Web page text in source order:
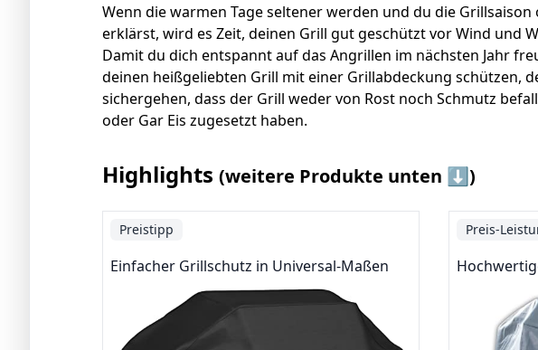
Wenn die warmen Tage seltener werden und du die
erklärst, wird es Zeit, deinen Grill gut geschützt vor Wind und
Damit du dich entspannt auf das Angrillen im nächsten Jahr
deinen heißgeliebten Grill mit einer Grillabdeckung schützen,
sichergehen, dass der Grill weder von Rost noch Schmutz
oder Gar Eis zugesetzt haben.
Highlights (weitere Produkte unten ⬇️)
Preistipp
Einfacher Grillschutz in Universal-Maßen
Preis-